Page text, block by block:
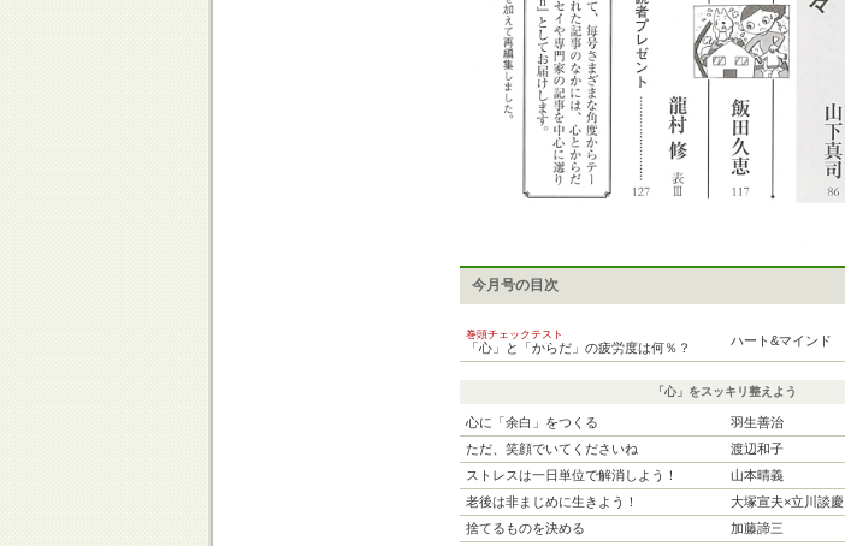
今月号の目次
巻頭チェックテスト
「心」と「からだ」の疲労度は何％？ ハート&マインド
「心」をスッキリ整えよう
心に「余白」をつくる 羽生善治
ただ、笑顔でいてくださいね
渡辺和子
ストレスは一日単位で解消しよう！
山本晴義
老後は非まじめに生きよう！
大塚宣夫×立川談慶
捨てるものを決める
加藤諦三